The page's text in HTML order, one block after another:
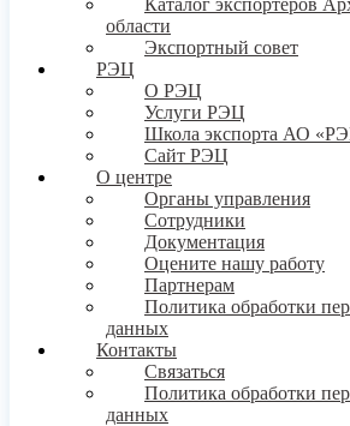
Каталог экспортёров
области
Экспортный совет
РЭЦ
О РЭЦ
Услуги РЭЦ
Школа экспорта АО
Сайт РЭЦ
О центре
Органы управления
Сотрудники
Документация
Оцените нашу работу
Партнерам
Политика обработки
данных
Контакты
Связаться
Политика обработки
данных